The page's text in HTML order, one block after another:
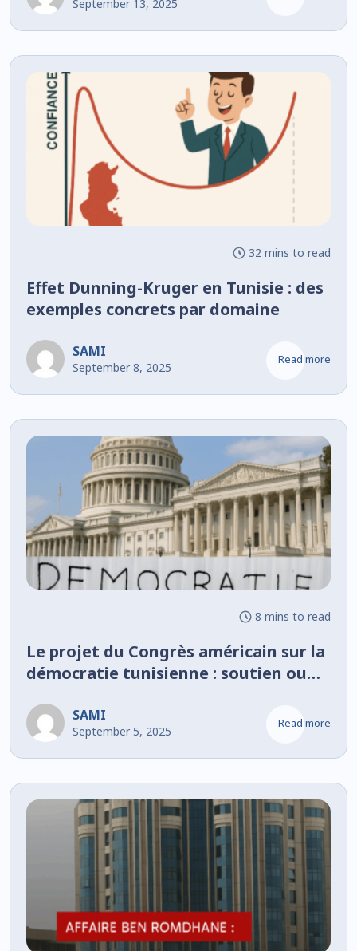
octobre 2025
September 13, 2025
32 mins to read
Effet Dunning-Kruger en Tunisie : des
exemples concrets par domaine
SAMI
September 8, 2025
Read more
8 mins to read
Le projet du Congrès américain sur la
démocratie tunisienne : soutien ou
SAMI
September 5, 2025
Read more